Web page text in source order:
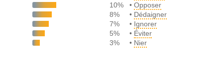
10%
•Opposer
8%
• Dédaigner
7%
• Ignorer
5%
• Éviter
3%
• Nier